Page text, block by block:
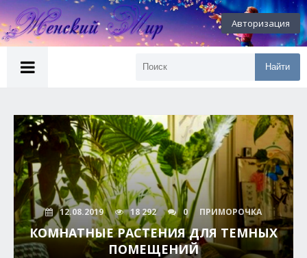
Авторизация
Найти
12.08.2019 18 292 0 ПРИМОРОЧКА
КОМНАТНЫЕ РАСТЕНИЯ ДЛЯ ТЕМНЫХ
ПОМЕЩЕНИЙ